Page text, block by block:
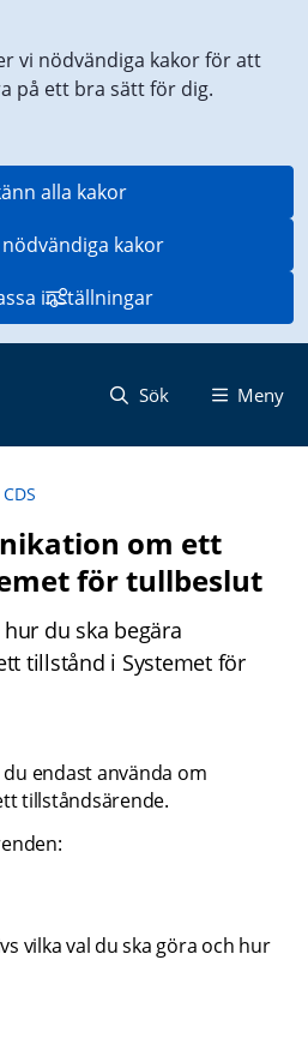
vi nödvändiga kakor för att
på ett bra sätt för dig.
alla kakor
kakor
inställningar
Sök Meny
om ett
för tullbeslut
du ska begära
tillstånd i Systemet för
endast använda om
tillståndsärende.
vilka val du ska göra och hur